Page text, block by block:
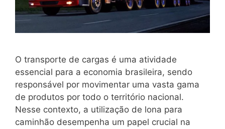
O transporte de cargas é uma atividade
essencial para a economia brasileira, sendo
responsável por movimentar uma vasta gama
de produtos por todo o território nacional.
Nesse contexto, a utilização de lona para
caminhão desempenha um papel crucial na